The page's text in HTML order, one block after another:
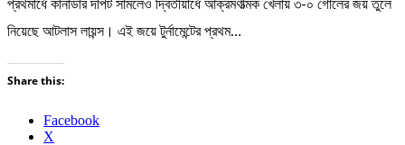
প্রথমার্ধে কানাডার দাপট সামলেও দ্বিতীয়ার্ধে আক্রমণাত্মক খেলায় ৩-০ গোলের জয় তুলে
নিয়েছে আটলাস লায়ন্স। এই জয়ে টুর্নামেন্টের প্রথম…
Share this:
Facebook
X